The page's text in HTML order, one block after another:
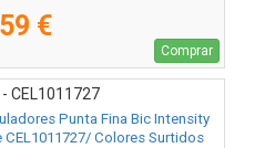
€
Comprar
- CEL1011727
Punta Fina Bic Intensity
CEL1011727/ Colores Surtidos